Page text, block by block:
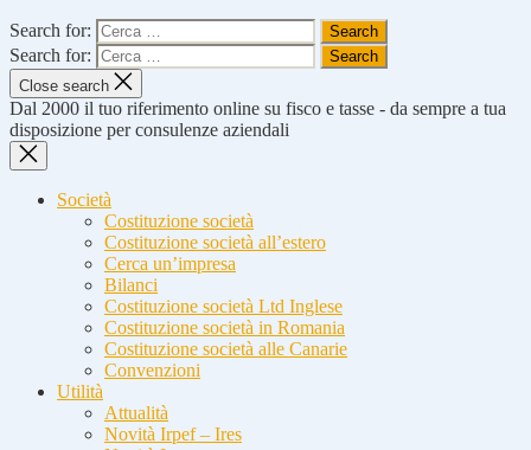
Search for:
Search for:
Close search
Dal 2000 il tuo riferimento online su fisco e tasse - da sempre a tua
disposizione per consulenze aziendali
Società
Costituzione società
Costituzione società all’estero
Cerca un’impresa
Bilanci
Costituzione società Ltd Inglese
Costituzione società in Romania
Costituzione società alle Canarie
Convenzioni
Utilità
Attualità
Novità Irpef – Ires